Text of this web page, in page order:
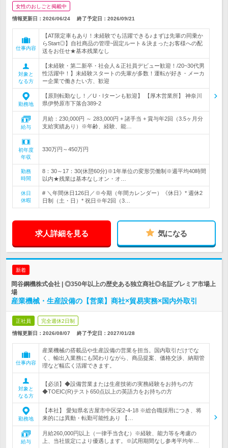
女性のおしごと掲載中
情報更新日：2026/06/24 終了予定日： 2026/09/21
仕事内容
【AT限定車もあり！未経験でも活躍できる♪まずは先輩の同乗か
らStart◎】自社商品の管理~固定ルート＆決まったお客様への配
送をお任せ★基本残業なし
対象と
なる方
【未経験・第二新卒・社会人＆正社員デビュー歓迎！/20~30代男
性活躍中！】未経験スタートの先輩が多数！運転が好き・メーカ
ー企業で働きたい方、歓迎
勤務地
【原則転勤なし！／U・Iターンも歓迎】 【厚木営業所】 神奈川
県伊勢原市下落合389‐2
給与
月給：230,000円 ～ 283,000円 + 諸手当 + 賞与年2回（3.5ヶ月分
支給実績あり）※年齢、経験、能…
初年度
年収
330万円～450万円
勤務
時間
8：30～17：30(休憩60分)※1年単位の変形労働制※週平均40時間
以内★残業は基本なしオン・オ…
休日
休暇
# ＼年間休日126日／※今期（年間カレンダー）《休日》* 週休2
日制（土・日）* 祝日※年2回（3…
求人詳細を見る 気になる
新着
岡谷鋼機株式会社 | ◎350年以上の歴史ある独立商社◎名証プレミア市場上
場
産業機械・生産設備の【営業】商社×貿易実務×国内外取引
正社員 完全週休2日制
情報更新日：2026/08/07 終了予定日： 2027/01/28
仕事内容
産業機械の搭載品や生産設備の営業を担当。国内取引だけでな
く、輸出入業務にも関わりながら、商品提案、価格交渉、納期管
理など幅広く活躍できます。
対象と
なる方
【必須】◆設備営業または生産技術の実務経験をお持ちの方
◆TOEIC(R)テスト650点以上の英語力をお持ちの方
勤務地
【本社】 愛知県名古屋市中区栄2-4-18 ※総合職採用につき、将
来的には異動・転勤可能性あり 【…
給与
月給260,000円以上（一律手当含む）※経験、能力等を考慮の
上、当社規定により優遇します。※試用期間なし参考平均年…